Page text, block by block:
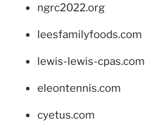
ngrc2022.org
leesfamilyfoods.com
lewis-lewis-cpas.com
eleontennis.com
cyetus.com